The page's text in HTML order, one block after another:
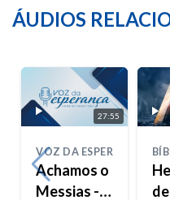
ÁUDIOS
27:55
VOZ DA ESPERANÇA
Achamos o
Messias -
de